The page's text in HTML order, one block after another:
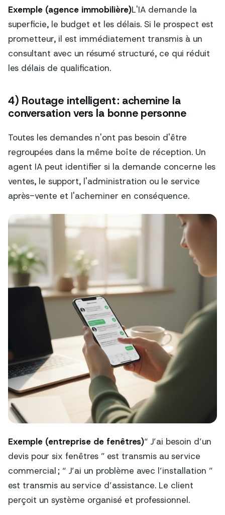
Exemple (agence immobilière)L'IA demande la
superficie, le budget et les délais. Si le prospect est
prometteur, il est immédiatement transmis à un
consultant avec un résumé structuré, ce qui réduit
les délais de qualification.
4) Routage intelligent : achemine la
conversation vers la bonne personne
Toutes les demandes n'ont pas besoin d'être
regroupées dans la même boîte de réception. Un
agent IA peut identifier si la demande concerne les
ventes, le support, l'administration ou le service
après-vente et l'acheminer en conséquence.
Exemple (entreprise de fenêtres)“ J’ai besoin d’un
devis pour six fenêtres ” est transmis au service
commercial ; “ J’ai un problème avec l’installation ”
est transmis au service d’assistance. Le client
perçoit un système organisé et professionnel.